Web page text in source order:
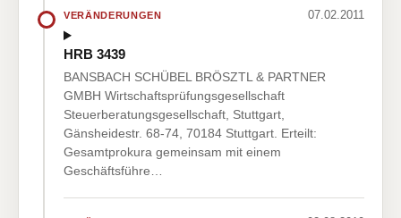
VERÄNDERUNGEN 07.02.2011
HRB 3439
BANSBACH SCHÜBEL BRÖSZTL & PARTNER
GMBH Wirtschaftsprüfungsgesellschaft
Steuerberatungsgesellschaft, Stuttgart,
Gänsheidestr. 68-74, 70184 Stuttgart. Erteilt:
Gesamtprokura gemeinsam mit einem
Geschäftsführe…